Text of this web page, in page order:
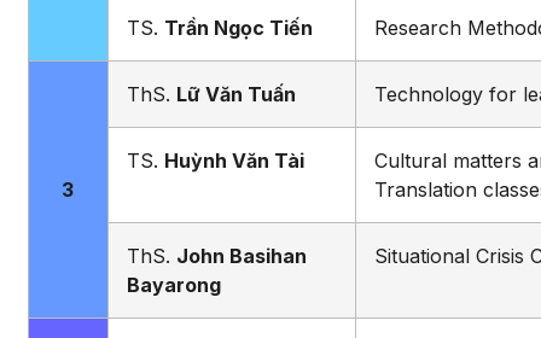
TS. Trần Ngọc Tiến Research
3
ThS. Lữ Văn Tuấn Technology for
TS. Huỳnh Văn Tài
Cultural matters
Translation
ThS. John Basihan
Bayarong
Situational Crisis